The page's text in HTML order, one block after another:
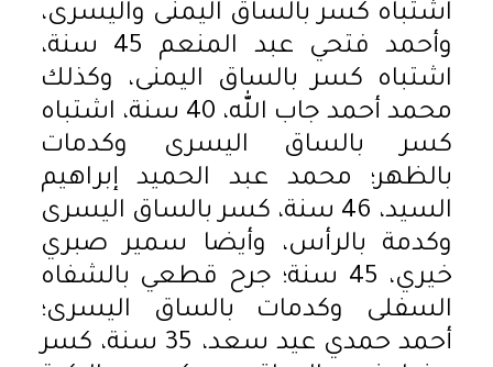
اشتباه كسر بالساق اليمنى واليسرى،
وأحمد فتحي عبد المنعم 45 سنة،
اشتباه كسر بالساق اليمنى، وكذلك
محمد أحمد جاب الله، 40 سنة، اشتباه
كسر بالساق اليسرى وكدمات
بالظهر؛ محمد عبد الحميد إبراهيم
السيد، 46 سنة، كسر بالساق اليسرى
وكدمة بالرأس، وأيضا سمير صبري
خيري، 45 سنة؛ جرح قطعي بالشفاه
السفلى وكدمات بالساق اليسرى؛
أحمد حمدي عيد سعد، 35 سنة، كسر